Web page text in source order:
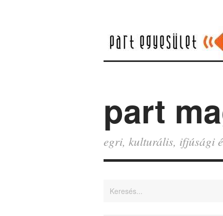
part
egri, kulturális, ifjúsági